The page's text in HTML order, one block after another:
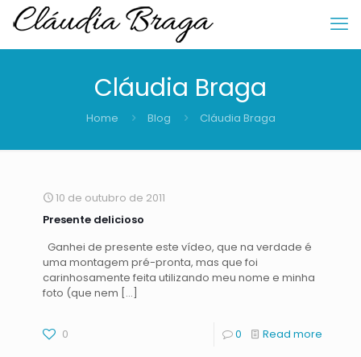
Cláudia Braga
Home Blog Cláudia Braga
10 de outubro de 2011
Presente delicioso
Ganhei de presente este vídeo, que na verdade é
uma montagem pré-pronta, mas que foi
carinhosamente feita utilizando meu nome e minha
foto (que nem […]
0 0 Read more